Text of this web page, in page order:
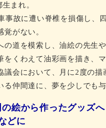
まれ。
事故に遭い脊椎を損傷し、
覚がない。
の道を模索し、油絵の先生
をくわえて油彩画を描き、
議会において、月に2度の描
る仲間達に、夢を少しでも
絵から作ったグッズ
どに